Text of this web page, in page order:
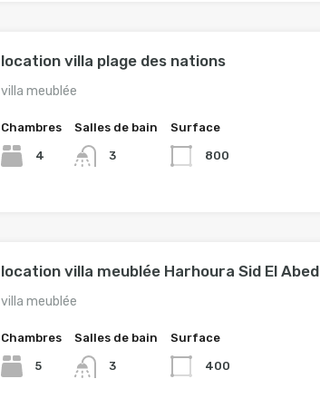
location villa plage des nations
villa meublée
Chambres
4
Salles de bain
3
Surface
800
location villa meublée Harhoura Sid El Abed
villa meublée
Chambres
5
Salles de bain
3
Surface
400